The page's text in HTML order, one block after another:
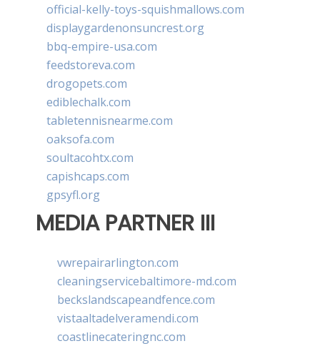
official-kelly-toys-squishmallows.com
displaygardenonsuncrest.org
bbq-empire-usa.com
feedstoreva.com
drogopets.com
ediblechalk.com
tabletennisnearme.com
oaksofa.com
soultacohtx.com
capishcaps.com
gpsyfl.org
MEDIA PARTNER III
vwrepairarlington.com
cleaningservicebaltimore-md.com
beckslandscapeandfence.com
vistaaltadelveramendi.com
coastlinecateringnc.com